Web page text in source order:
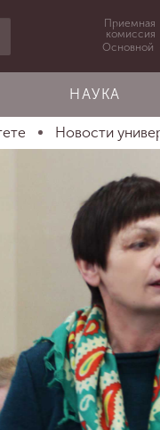
Приемная
комиссия
Основной
НАУКА
Новости